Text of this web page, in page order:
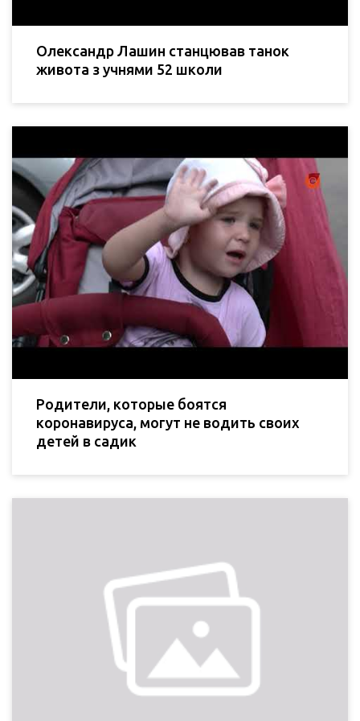
Олександр Лашин станцював танок
живота з учнями 52 школи
Родители, которые боятся
коронавируса, могут не водить своих
детей в садик